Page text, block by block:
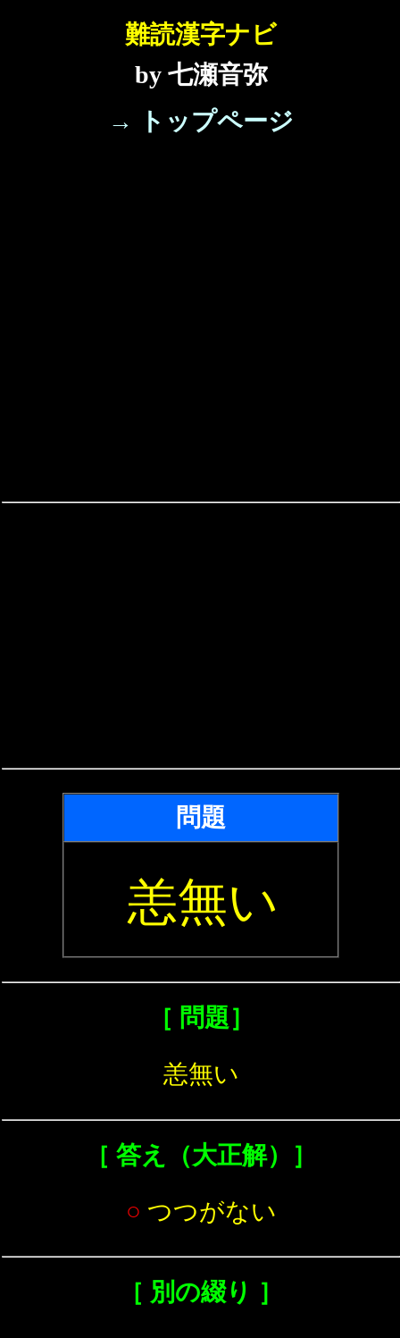
難読漢字ナビ
by 七瀬音弥
→ トップページ
問題
恙無い
［ 問題］
恙無い
［ 答え（大正解）］
○ つつがない
［ 別の綴り ］